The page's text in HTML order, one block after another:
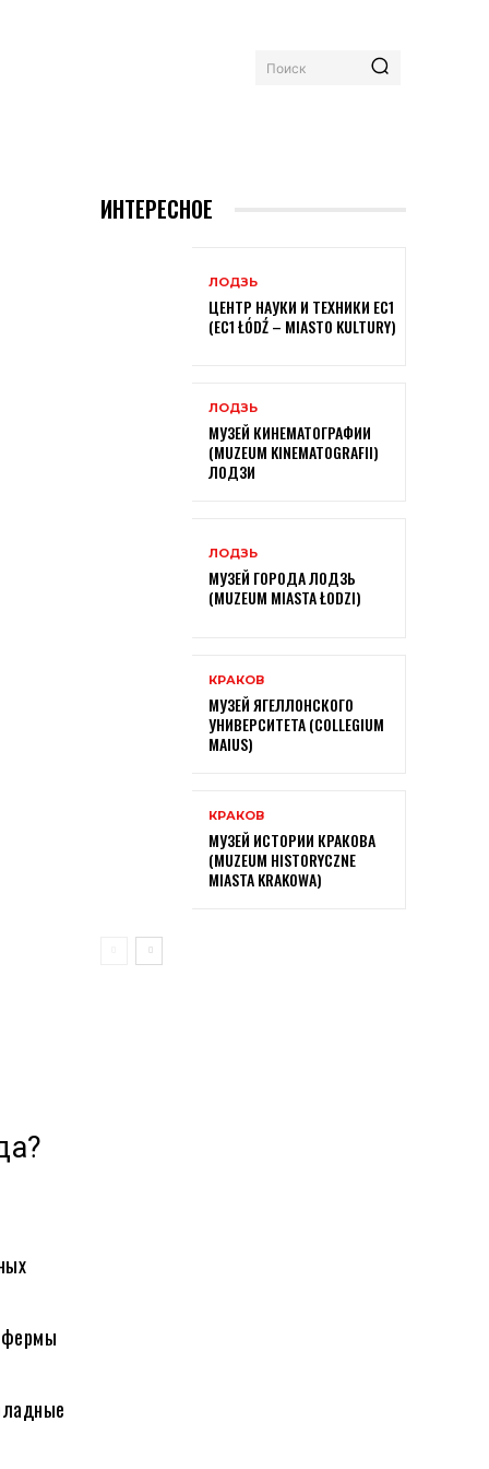
Поиск
фермы
ИНТЕРЕСНОЕ
ЛОДЗЬ
ЦЕНТР НАУКИ И ТЕХНИКИ EC1
(EC1 ŁÓDŹ – MIASTO KULTURY)
ЛОДЗЬ
МУЗЕЙ КИНЕМАТОГРАФИИ
(MUZEUM KINEMATOGRAFII)
ЛОДЗИ
ЛОДЗЬ
МУЗЕЙ ГОРОДА ЛОДЗЬ
(MUZEUM MIASTA ŁODZI)
КРАКОВ
МУЗЕЙ ЯГЕЛЛОНСКОГО
УНИВЕРСИТЕТА (COLLEGIUM
MAIUS)
КРАКОВ
МУЗЕЙ ИСТОРИИ КРАКОВА
(MUZEUM HISTORYCZNE
MIASTA KRAKOWA)